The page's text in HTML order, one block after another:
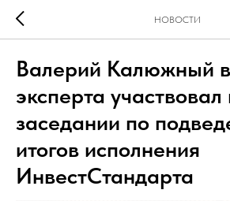
НОВОСТИ
Валерий Калюжный в
эксперта участвовал
заседании по
итогов исполнения
ИнвестСтандарта